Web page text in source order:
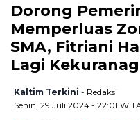
Dorong
Memperluas
SMA, Fitriani
Lagi
Kaltim Terkini - Redaksi
Senin, 29 Juli 2024 - 22:01